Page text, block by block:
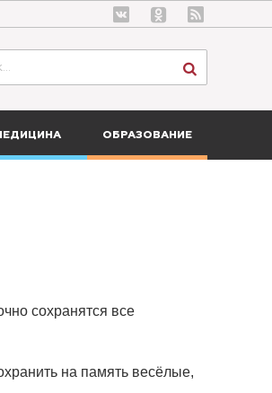
ОБРАЗОВАНИЕ
сохранятся все
на память весёлые,